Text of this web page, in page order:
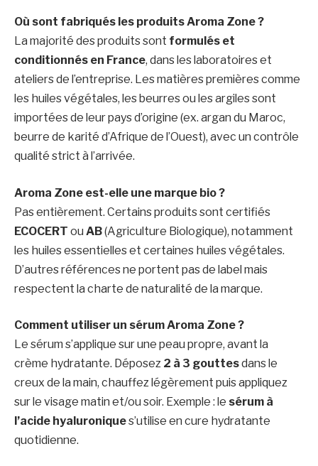
Où sont fabriqués les produits Aroma Zone ?
La majorité des produits sont formulés et
conditionnés en France, dans les laboratoires et
ateliers de l’entreprise. Les matières premières comme
les huiles végétales, les beurres ou les argiles sont
importées de leur pays d’origine (ex. argan du Maroc,
beurre de karité d’Afrique de l’Ouest), avec un contrôle
qualité strict à l’arrivée.
Aroma Zone est-elle une marque bio ?
Pas entièrement. Certains produits sont certifiés
ECOCERT ou AB(Agriculture Biologique), notamment
les huiles essentielles et certaines huiles végétales.
D’autres références ne portent pas de label mais
respectent la charte de naturalité de la marque.
Comment utiliser un sérum Aroma Zone ?
Le sérum s’applique sur une peau propre, avant la
crème hydratante. Déposez 2 à 3 gouttesdans le
creux de la main, chauffez légèrement puis appliquez
sur le visage matin et/ou soir. Exemple : le sérum à
l’acide hyaluroniques’utilise en cure hydratante
quotidienne.